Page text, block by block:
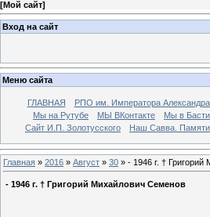
[Мой сайт]
Вход на сайт
Меню сайта
ГЛАВНАЯ РПО им. Императора Александра
Мы на Рутубе
МЫ ВКонтакте Мы в
Сайт И.П. Золотусского
Наш Савва.
Главная » 2016 » Август » 30 » - 1946 г. †
- 1946 г. † Григорий Михайлович Семенов